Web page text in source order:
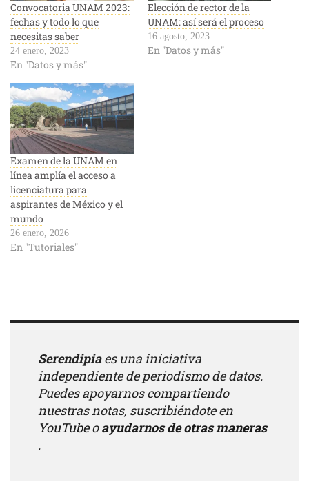
Convocatoria UNAM 2023:
fechas y todo lo que
necesitas saber
24 enero, 2023
En "Datos y más"
Elección de rector de la
UNAM: así será el proceso
16 agosto, 2023
En "Datos y más"
Examen de la UNAM en
línea amplía el acceso a
licenciatura para
aspirantes de México y el
mundo
26 enero, 2026
En "Tutoriales"
Serendipiaes una iniciativa
independiente de periodismo de datos.
Puedes apoyarnos compartiendo
nuestras notas, suscribiéndote en
YouTubeoayudarnos de otras maneras
.